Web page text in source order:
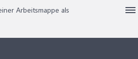
Arbeitsmappe als